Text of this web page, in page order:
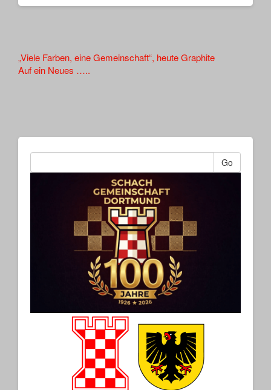
Other
Articles
„Viele Farben, eine Gemeinschaft“, heute Graphite
Auf ein Neues …..
Go